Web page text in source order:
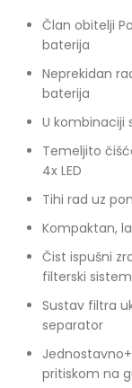
Član obitelji
baterija
Neprekidan
baterija
U kombinaciji
Temeljito
4x LED
Tihi rad uz
Kompaktan,
Čist ispušni
filterski sistem
Sustav filtra
separator
pritiskom na